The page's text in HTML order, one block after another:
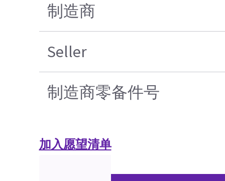
制造商
Seller
制造商零备件号
加入愿望清单